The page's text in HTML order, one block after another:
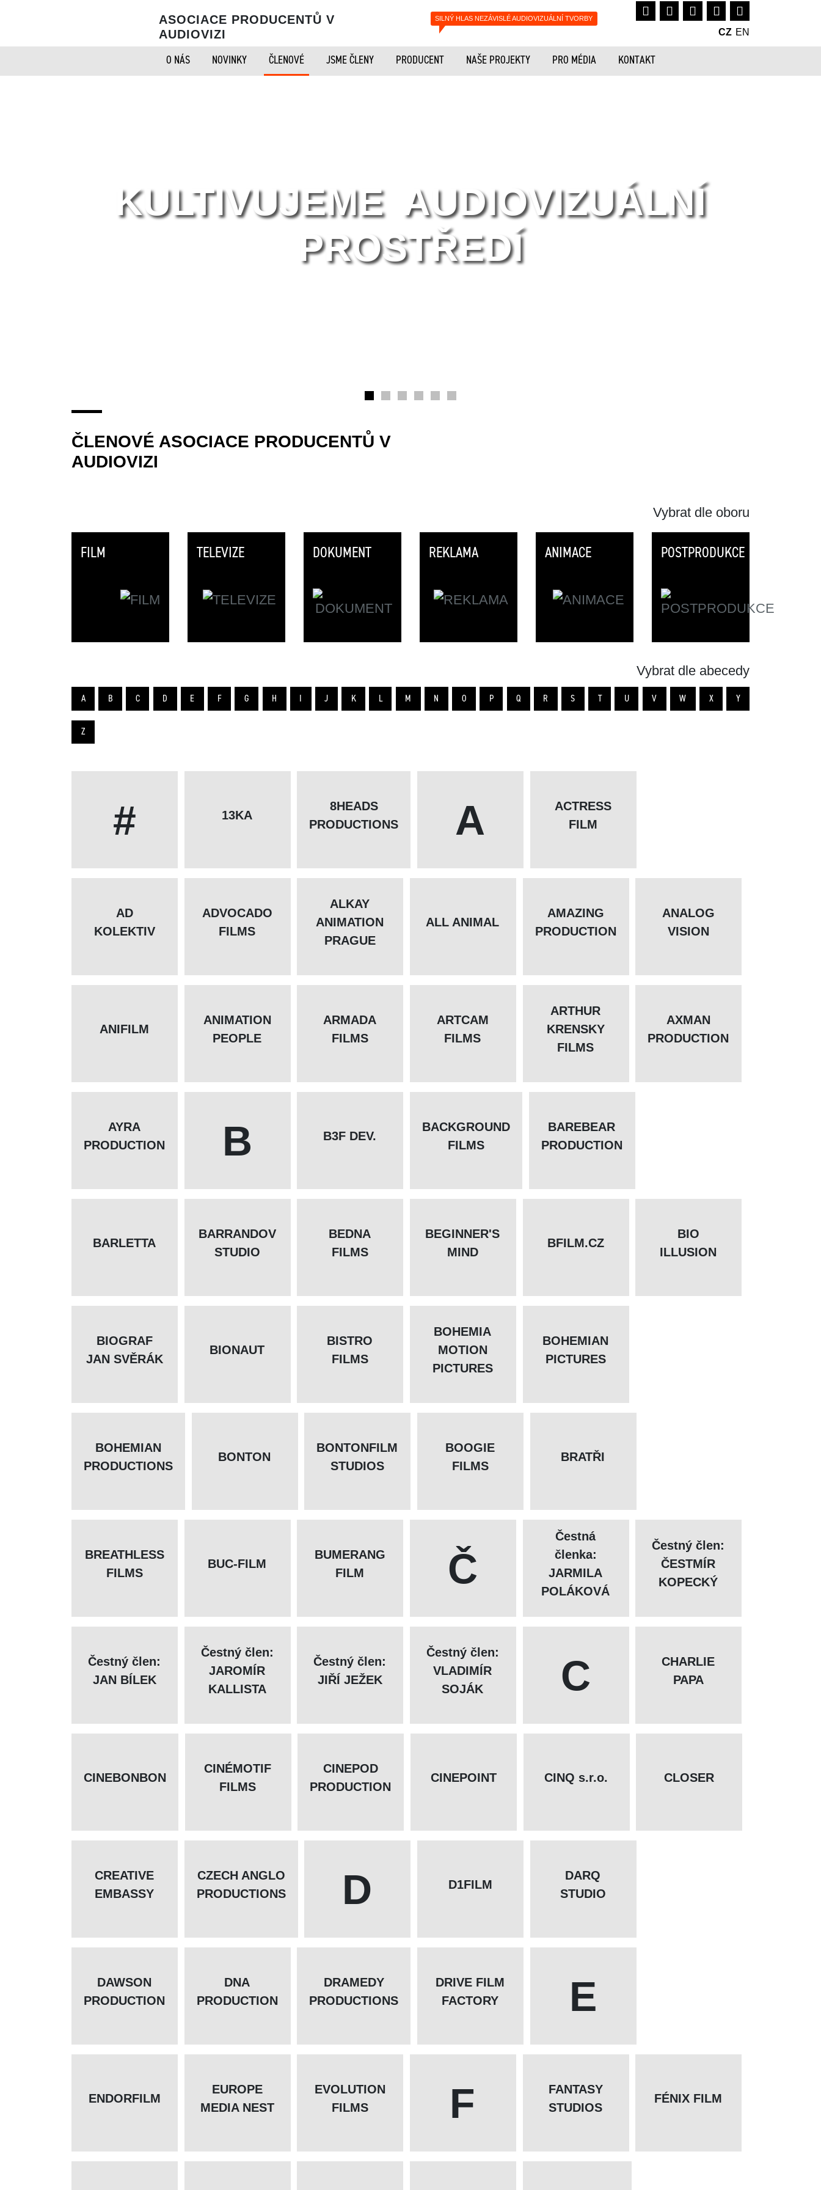
ASOCIACE PRODUCENTŮ V
AUDIOVIZI
SILNÝ HLAS NEZÁVISLÉ AUDIOVIZUÁLNÍ TVORBY
CZ EN
O NÁS NOVINKY ČLENOVÉ JSME ČLENY PRODUCENT NAŠE PROJEKTY PRO MÉDIA KONTAKT
KULTIVUJEME AUDIOVIZUÁLNÍ
PROSTŘEDÍ
ČLENOVÉ ASOCIACE PRODUCENTŮ V
AUDIOVIZI
Vybrat dle oboru
FILM TELEVIZE DOKUMENT REKLAMA ANIMACE POSTPRODUKCE
Vybrat dle abecedy
A B C D E F G H J K L M N O P Q R S T U V W X Y
Z
# 13KA
8HEADS
PRODUCTIONS
A
ACTRESS
FILM
AD
KOLEKTIV
ADVOCADO
FILMS
ALKAY
ANIMATION
PRAGUE
ALL ANIMAL
AMAZING
PRODUCTION
ANALOG
VISION
ANIFILM
ANIMATION
PEOPLE
ARMADA
FILMS
ARTCAM
FILMS
ARTHUR
KRENSKY
FILMS
AXMAN
PRODUCTION
AYRA
PRODUCTION
B B3F DEV.
BACKGROUND
FILMS
BAREBEAR
PRODUCTION
BARLETTA
BARRANDOV
STUDIO
BEDNA
FILMS
BEGINNER'S
MIND
BFILM.CZ
BIO
ILLUSION
BIOGRAF
JAN SVĚRÁK
BIONAUT
BISTRO
FILMS
BOHEMIA
MOTION
PICTURES
BOHEMIAN
PICTURES
BOHEMIAN
PRODUCTIONS
BONTON
BONTONFILM
STUDIOS
BOOGIE
FILMS
BRATŘI
BREATHLESS
FILMS
BUC-FILM
BUMERANG
FILM
Č
Čestná
členka:
JARMILA
POLÁKOVÁ
Čestný člen:
ČESTMÍR
KOPECKÝ
Čestný člen:
JAN BÍLEK
Čestný člen:
JAROMÍR
KALLISTA
Čestný člen:
JIŘÍ JEŽEK
Čestný člen:
VLADIMÍR
SOJÁK
C
CHARLIE
PAPA
CINEBONBON
CINÉMOTIF
FILMS
CINEPOD
PRODUCTION
CINEPOINT CINQ s.r.o. CLOSER
CREATIVE
EMBASSY
CZECH ANGLO
PRODUCTIONS
D D1FILM
DARQ
STUDIO
DAWSON
PRODUCTION
DNA
PRODUCTION
DRAMEDY
PRODUCTIONS
DRIVE FILM
FACTORY
E
ENDORFILM
EUROPE
MEDIA NEST
EVOLUTION
FILMS
F
FANTASY
STUDIOS
FÉNIX FILM